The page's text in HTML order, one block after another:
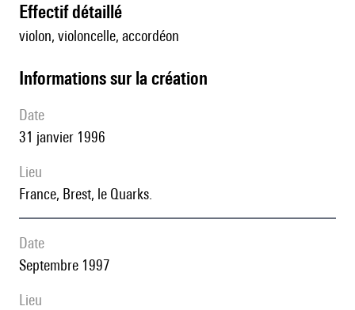
effectif détaillé
violon, violoncelle, accordéon
informations sur la création
date
31 janvier 1996
lieu
France, Brest, le Quarks.
date
Septembre 1997
lieu